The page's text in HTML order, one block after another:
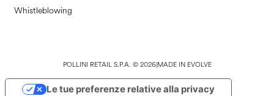
Whistleblowing
POLLINI RETAIL S.P.A. © 2026|MADE IN EVOLVE
Le tue preferenze relative alla privacy